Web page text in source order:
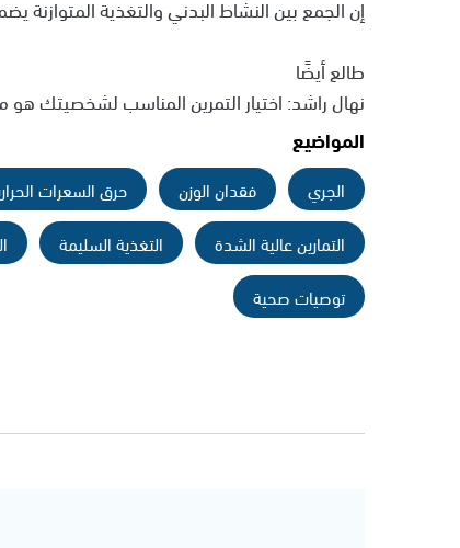
إن الجمع بين النشاط البدني والتغذية المتوازنة
طالع أيضًا
نهال راشد: اختيار التمرين المناسب لشخصيتك هو
المواضيع
الجري فقدان الوزن حرق السعرات
التمارين عالية الشدة
التغذية السليمة
توصيات صحية